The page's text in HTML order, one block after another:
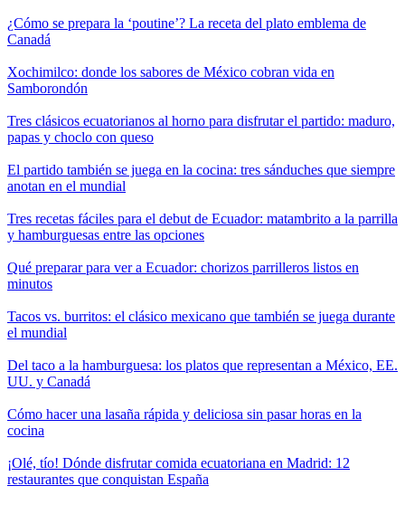
¿Cómo se prepara la ‘poutine’? La receta del plato emblema de
Canadá
Xochimilco: donde los sabores de México cobran vida en
Samborondón
Tres clásicos ecuatorianos al horno para disfrutar el partido: maduro,
papas y choclo con queso
El partido también se juega en la cocina: tres sánduches que siempre
anotan en el mundial
Tres recetas fáciles para el debut de Ecuador: matambrito a la parrilla
y hamburguesas entre las opciones
Qué preparar para ver a Ecuador: chorizos parrilleros listos en
minutos
Tacos vs. burritos: el clásico mexicano que también se juega durante
el mundial
Del taco a la hamburguesa: los platos que representan a México, EE.
UU. y Canadá
Cómo hacer una lasaña rápida y deliciosa sin pasar horas en la
cocina
¡Olé, tío! Dónde disfrutar comida ecuatoriana en Madrid: 12
restaurantes que conquistan España